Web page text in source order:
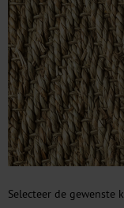
Selecteer de gewenste